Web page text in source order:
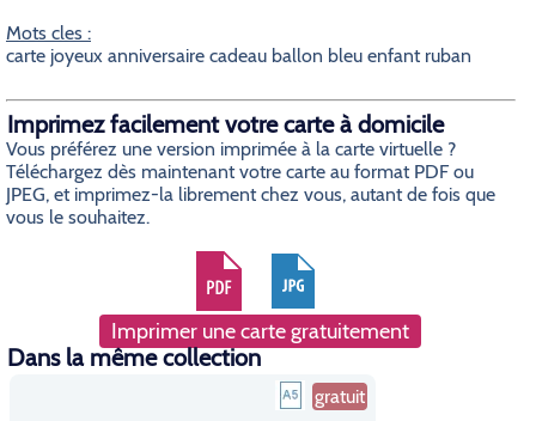
Mots cles :
carte joyeux anniversaire cadeau ballon bleu enfant ruban
Imprimez facilement votre carte à domicile
Vous préférez une version imprimée à la carte virtuelle ?
Téléchargez dès maintenant votre carte au format PDF ou
JPEG, et imprimez-la librement chez vous, autant de fois que
vous le souhaitez.
Imprimer une carte gratuitement
Dans la même collection
gratuit